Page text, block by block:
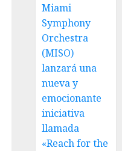
Miami
Symphony
Orchestra
(MISO)
lanzará una
nueva y
emocionante
iniciativa
llamada
«Reach for the